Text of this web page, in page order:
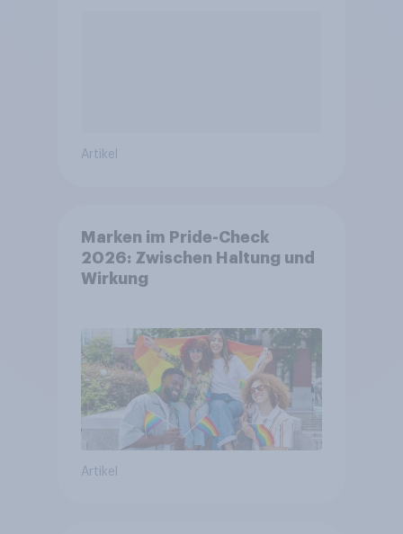
Artikel
Marken im Pride-Check
2026: Zwischen Haltung und
Wirkung
Artikel